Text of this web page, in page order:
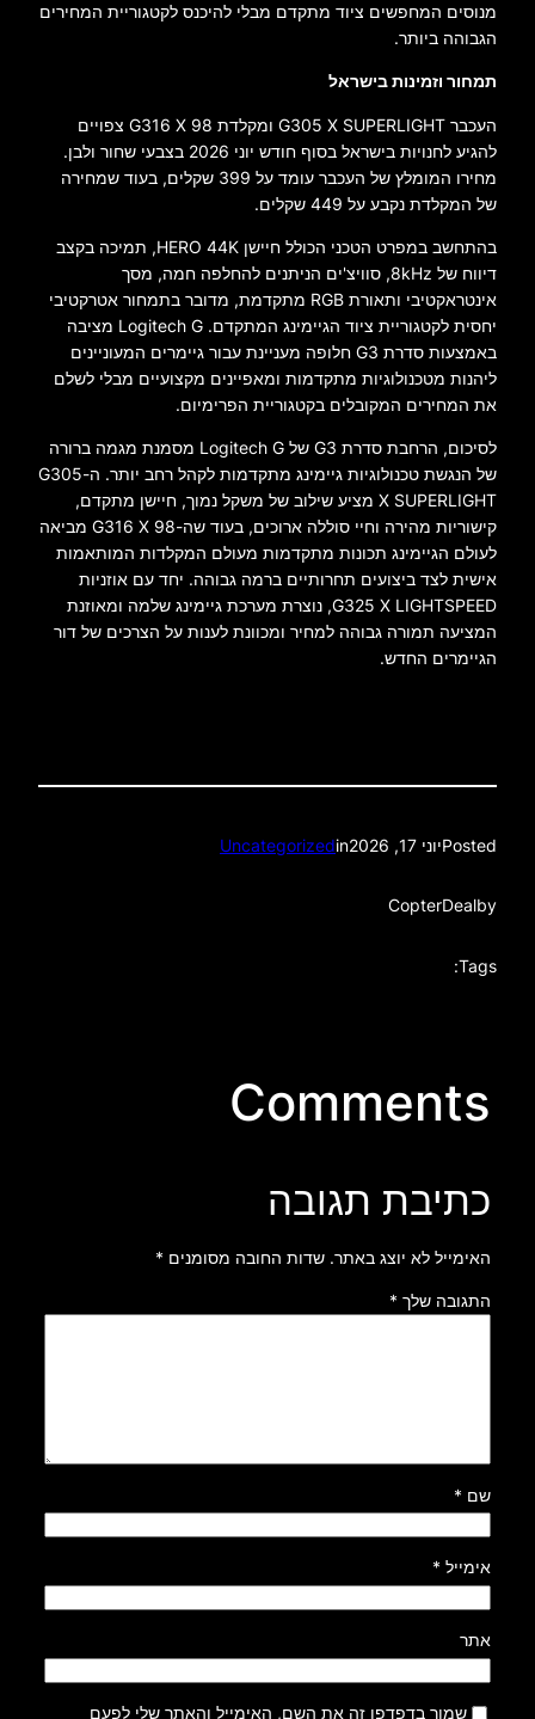
מנוסים המחפשים ציוד מתקדם מבלי להיכנס לקטגוריית המחירים
הגבוהה ביותר.
תמחור וזמינות בישראל
העכבר G305 X SUPERLIGHT ומקלדת G316 X 98 צפויים
להגיע לחנויות בישראל בסוף חודש יוני 2026 בצבעי שחור ולבן.
מחירו המומלץ של העכבר עומד על 399 שקלים, בעוד שמחירה
של המקלדת נקבע על 449 שקלים.
בהתחשב במפרט הטכני הכולל חיישן HERO 44K, תמיכה בקצב
דיווח של 8kHz, סוויצ'ים הניתנים להחלפה חמה, מסך
אינטראקטיבי ותאורת RGB מתקדמת, מדובר בתמחור אטרקטיבי
יחסית לקטגוריית ציוד הגיימינג המתקדם. Logitech G מציבה
באמצעות סדרת G3 חלופה מעניינת עבור גיימרים המעוניינים
ליהנות מטכנולוגיות מתקדמות ומאפיינים מקצועיים מבלי לשלם
את המחירים המקובלים בקטגוריית הפרימיום.
לסיכום, הרחבת סדרת G3 של Logitech G מסמנת מגמה ברורה
של הנגשת טכנולוגיות גיימינג מתקדמות לקהל רחב יותר. ה-G305
X SUPERLIGHT מציע שילוב של משקל נמוך, חיישן מתקדם,
קישוריות מהירה וחיי סוללה ארוכים, בעוד שה-G316 X 98 מביאה
לעולם הגיימינג תכונות מתקדמות מעולם המקלדות המותאמות
אישית לצד ביצועים תחרותיים ברמה גבוהה. יחד עם אוזניות
G325 X LIGHTSPEED, נוצרת מערכת גיימינג שלמה ומאוזנת
המציעה תמורה גבוהה למחיר ומכוונת לענות על הצרכים של דור
הגיימרים החדש.
Postedיוני 17, 2026 in
Uncategorized
by
CopterDeal
Tags:
Comments
כתיבת תגובה
האימייל לא יוצג באתר. שדות החובה מסומנים *
התגובה שלך *
שם *
אימייל *
אתר
שמור בדפדפן זה את השם, האימייל והאתר שלי לפעם